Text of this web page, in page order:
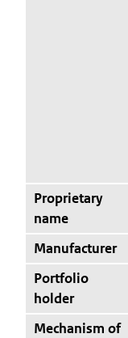
Proprietary
name
Manufacturer
Portfolio
holder
Mechanism of